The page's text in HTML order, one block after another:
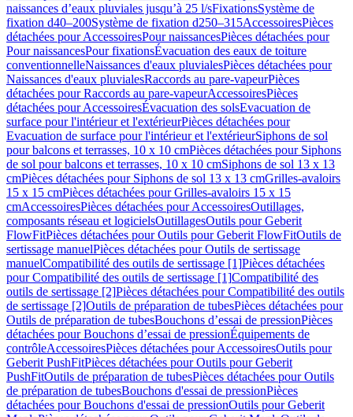
naissances d’eaux pluviales jusqu’à 25 l/sFixationsSystème de
fixation d40–200Système de fixation d250–315AccessoiresPièces
détachées pour AccessoiresPour naissancesPièces détachées pour
Pour naissancesPour fixationsÉvacuation des eaux de toiture
conventionnelleNaissances d'eaux pluvialesPièces détachées pour
Naissances d'eaux pluvialesRaccords au pare-vapeurPièces
détachées pour Raccords au pare-vapeurAccessoiresPièces
détachées pour AccessoiresÉvacuation des solsEvacuation de
surface pour l'intérieur et l'extérieurPièces détachées pour
Evacuation de surface pour l'intérieur et l'extérieurSiphons de sol
pour balcons et terrasses, 10 x 10 cmPièces détachées pour Siphons
de sol pour balcons et terrasses, 10 x 10 cmSiphons de sol 13 x 13
cmPièces détachées pour Siphons de sol 13 x 13 cmGrilles-avaloirs
15 x 15 cmPièces détachées pour Grilles-avaloirs 15 x 15
cmAccessoiresPièces détachées pour AccessoiresOutillages,
composants réseau et logicielsOutillagesOutils pour Geberit
FlowFitPièces détachées pour Outils pour Geberit FlowFitOutils de
sertissage manuelPièces détachées pour Outils de sertissage
manuelCompatibilité des outils de sertissage [1]Pièces détachées
pour Compatibilité des outils de sertissage [1]Compatibilité des
outils de sertissage [2]Pièces détachées pour Compatibilité des outils
de sertissage [2]Outils de préparation de tubesPièces détachées pour
Outils de préparation de tubesBouchons d’essai de pressionPièces
détachées pour Bouchons d’essai de pressionÉquipements de
contrôleAccessoiresPièces détachées pour AccessoiresOutils pour
Geberit PushFitPièces détachées pour Outils pour Geberit
PushFitOutils de préparation de tubesPièces détachées pour Outils
de préparation de tubesBouchons d'essai de pressionPièces
détachées pour Bouchons d'essai de pressionOutils pour Geberit